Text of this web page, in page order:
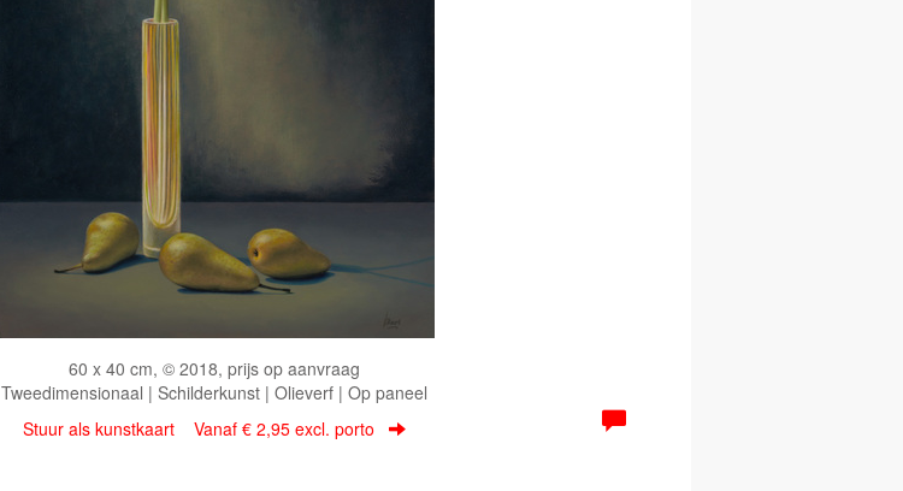
60 x 40 cm, © 2018, prijs op aanvraag
Tweedimensionaal | Schilderkunst | Olieverf | Op paneel
Stuur als kunstkaart Vanaf € 2,95 excl. porto